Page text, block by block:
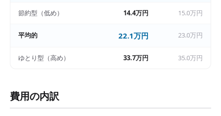
節約型（低め） 14.4万円 15.0万円
平均的 22.1万円 23.0万円
ゆとり型（高め） 33.7万円 35.0万円
費用の内訳